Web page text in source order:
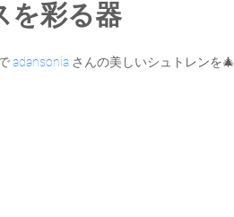
を彩る器
adansonia さんの美しいシュトレンを🎄